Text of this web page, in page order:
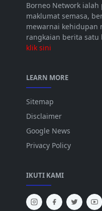
Borneo Network
maklumat semasa,
mewarnai kehidupan
rangkaian berita
klik sini
LEARN MORE
Sitemap
Disclaimer
Google News
Privacy Policy
IKUTI KAMI